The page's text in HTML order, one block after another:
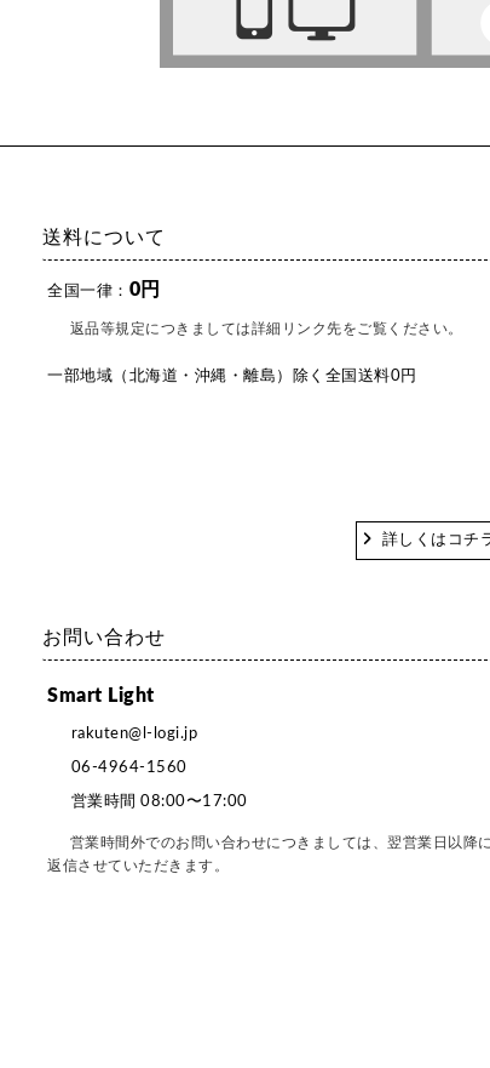
送料について
全国一律： 0円
返品等規定につきましては詳細リンク先をご覧ください。
一部地域（北海道・沖縄・離島）除く全国送料0円
詳しくはコチ
お問い合わせ
Smart Light
rakuten@l-logi.jp
06-4964-1560
営業時間 08:00〜17:00
営業時間外でのお問い合わせにつきましては、翌営業日以降
返信させていただきます。